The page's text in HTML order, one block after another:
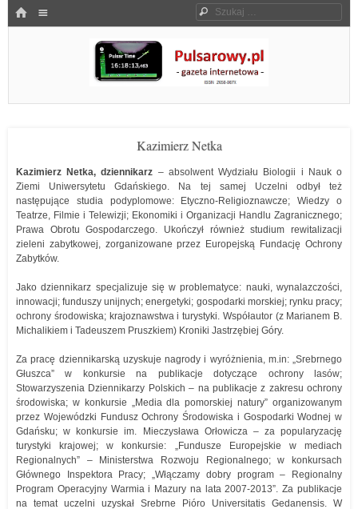
HOME Szukaj
Pulsarowy.pl
Kazimierz Netka
Kazimierz Netka, dziennikarz – absolwent Wydziału Biologii i Nauk o
Ziemi Uniwersytetu Gdańskiego. Na tej samej Uczelni odbył też
następujące studia podyplomowe: Etyczno-Religioznawcze; Wiedzy o
Teatrze, Filmie i Telewizji; Ekonomiki i Organizacji Handlu Zagranicznego;
Prawa Obrotu Gospodarczego. Ukończył również studium rewitalizacji
zieleni zabytkowej, zorganizowane przez Europejską Fundację Ochrony
Zabytków.
Jako dziennikarz specjalizuje się w problematyce: nauki, wynalazczości,
innowacji; funduszy unijnych; energetyki; gospodarki morskiej; rynku pracy;
ochrony środowiska; krajoznawstwa i turystyki. Współautor (z Marianem B.
Michalikiem i Tadeuszem Pruszkiem) Kroniki Jastrzębiej Góry.
Za pracę dziennikarską uzyskuje nagrody i wyróżnienia, m.in: „Srebrnego
Głuszca” w konkursie na publikacje dotyczące ochrony lasów;
Stowarzyszenia Dziennikarzy Polskich – na publikacje z zakresu ochrony
środowiska; w konkursie „Media dla pomorskiej natury” organizowanym
przez Wojewódzki Fundusz Ochrony Środowiska i Gospodarki Wodnej w
Gdańsku; w konkursie im. Mieczysława Orłowicza – za popularyzację
turystyki krajowej; w konkursie: „Fundusze Europejskie w mediach
Regionalnych” – Ministerstwa Rozwoju Regionalnego; w konkursach
Głównego Inspektora Pracy; „Włączamy dobry program – Regionalny
Program Operacyjny Warmia i Mazury na lata 2007-2013”. Za publikacje
na temat uczelni uzyskał Srebrne Pióro Universitatis Gedanensis. W